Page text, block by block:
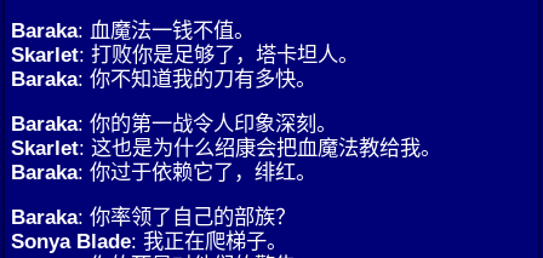
Baraka: 血魔法一钱不值。
Skarlet: 打败你是足够了，塔卡坦人。
Baraka: 你不知道我的刀有多快。
Baraka: 你的第一战令人印象深刻。
Skarlet: 这也是为什么绍康会把血魔法教给我。
Baraka: 你过于依赖它了，绯红。
Baraka: 你率领了自己的部族？
Sonya Blade: 我正在爬梯子。